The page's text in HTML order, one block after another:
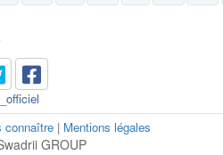
connaître | Mentions légales
GROUP